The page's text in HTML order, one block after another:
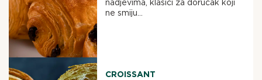
nadjevima, klasici za doručak koji
ne smiju...
CROISSANT